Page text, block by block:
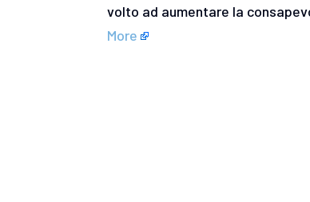
volto ad aumentare la
More